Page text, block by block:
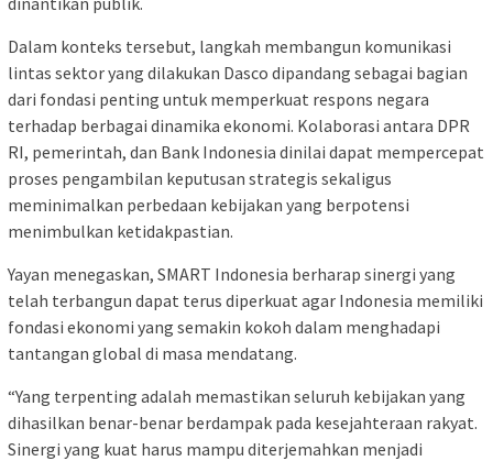
Dalam konteks tersebut, langkah membangun komunikasi
lintas sektor yang dilakukan Dasco dipandang sebagai bagian
dari fondasi penting untuk memperkuat respons negara
terhadap berbagai dinamika ekonomi. Kolaborasi antara DPR
RI, pemerintah, dan Bank Indonesia dinilai dapat mempercepat
proses pengambilan keputusan strategis sekaligus
meminimalkan perbedaan kebijakan yang berpotensi
menimbulkan ketidakpastian.
Yayan menegaskan, SMART Indonesia berharap sinergi yang
telah terbangun dapat terus diperkuat agar Indonesia memiliki
fondasi ekonomi yang semakin kokoh dalam menghadapi
tantangan global di masa mendatang.
“Yang terpenting adalah memastikan seluruh kebijakan yang
dihasilkan benar-benar berdampak pada kesejahteraan rakyat.
Sinergi yang kuat harus mampu diterjemahkan menjadi